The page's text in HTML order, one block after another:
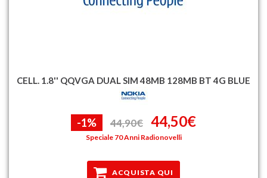
CELL. 1.8'' QQVGA DUAL SIM 48MB 128MB BT 4G BLUE
-1% 44,90€ 44,50€
Speciale 70 Anni Radionovelli
ACQUISTA QUI